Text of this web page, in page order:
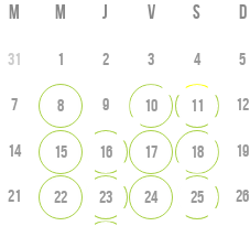
M M J V S D
31 1 2 3 4 5
7 8 9 10 11 12
14 15 16 17 18 19
21 22 23 24 25 26